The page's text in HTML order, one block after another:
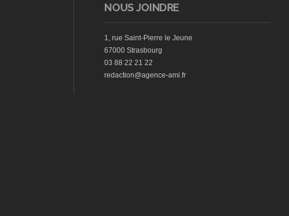
NOUS JOINDRE
1, rue Saint-Pierre le Jeune
67000 Strasbourg
03 88 22 21 22
redaction@agence-ami.fr